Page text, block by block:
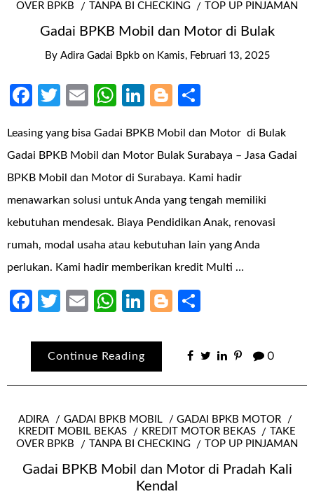
OVER BPKB
TANPA BI CHECKING TOP UP PINJAMAN
Gadai BPKB Mobil dan Motor di Bulak
By Adira Gadai Bpkb on Kamis, Februari 13, 2025
Facebook
Twitter
EmailWhatsApp
LinkedIn
Blogger
Leasing yang bisa Gadai BPKB Mobil dan Motor di Bulak
Gadai BPKB Mobil dan Motor Bulak Surabaya – Jasa Gadai
BPKB Mobil dan Motor di Surabaya. Kami hadir
menawarkan solusi untuk Anda yang tengah memiliki
kebutuhan mendesak. Biaya Pendidikan Anak, renovasi
rumah, modal usaha atau kebutuhan lain yang Anda
perlukan. Kami hadir memberikan kredit Multi …
Facebook
Twitter
EmailWhatsApp
LinkedIn
Blogger
Continue Reading 0
ADIRA GADAI BPKB MOBIL
GADAI BPKB MOTOR
KREDIT MOBIL BEKAS
KREDIT MOTOR BEKAS
TAKE
OVER BPKB
TANPA BI CHECKING TOP UP PINJAMAN
Gadai BPKB Mobil dan Motor di Pradah Kali
Kendal